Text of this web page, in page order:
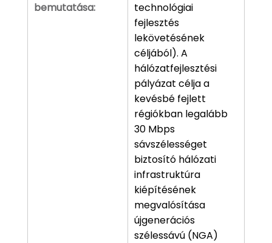
bemutatása:
technológiai
fejlesztés
lekövetésének
céljából). A
hálózatfejlesztési
pályázat célja a
kevésbé fejlett
régiókban legalább
30 Mbps
sávszélességet
biztosító hálózati
infrastruktúra
kiépítésének
megvalósítása
újgenerációs
szélessávú (NGA)